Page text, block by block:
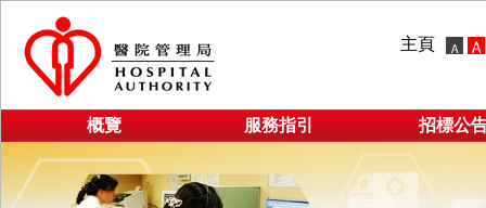
主頁
概覽 服務指引 招標公